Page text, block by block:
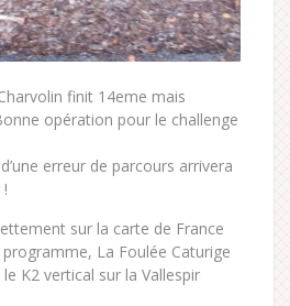
finit 14eme mais
opération pour le challenge
erreur de parcours arrivera
sur la carte de France
La Foulée Caturige
K2 vertical sur la Vallespir